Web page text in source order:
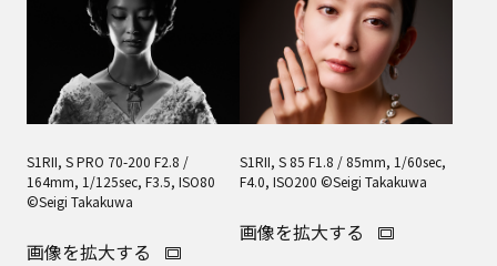
S1RII, S PRO 70-200 F2.8 /
164mm, 1/125sec, F3.5, ISO80
©Seigi Takakuwa
画像を拡大する
S1RII, S 85 F1.8 / 85mm, 1/60sec,
F4.0, ISO200 ©Seigi Takakuwa
画像を拡大する